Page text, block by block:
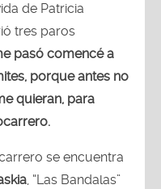
de Patricia
tres paros
pasó comencé a
porque antes no
quieran, para
se encuentra
, “Las Bandalas”